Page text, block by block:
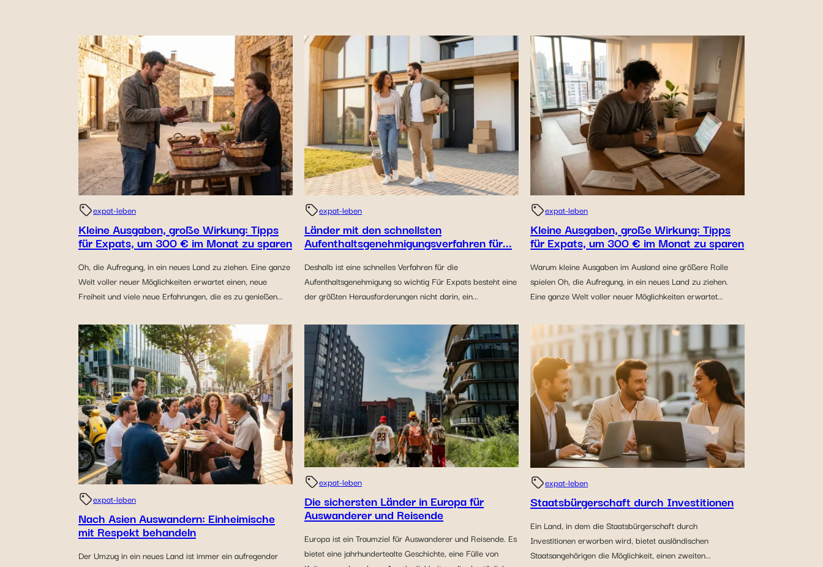
expat-leben
Kleine Ausgaben, große Wirkung: Tipps
für Expats, um 300 € im Monat zu sparen
Oh, die Aufregung, in ein neues Land zu ziehen. Eine ganze
Welt voller neuer Möglichkeiten erwartet einen, neue
Freiheit und viele neue Erfahrungen, die es zu genießen...
expat-leben
Länder mit den schnellsten
Aufenthaltsgenehmigungsverfahren für...
Deshalb ist eine schnelles Verfahren für die
Aufenthaltsgenehmigung so wichtig Für Expats besteht eine
der größten Herausforderungen nicht darin, ein...
expat-leben
Kleine Ausgaben, große Wirkung: Tipps
für Expats, um 300 € im Monat zu sparen
Warum kleine Ausgaben im Ausland eine größere Rolle
spielen Oh, die Aufregung, in ein neues Land zu ziehen.
Eine ganze Welt voller neuer Möglichkeiten erwartet...
expat-leben
Nach Asien Auswandern: Einheimische
mit Respekt behandeln
Der Umzug in ein neues Land ist immer ein aufregender
expat-leben
Die sichersten Länder in Europa für
Auswanderer und Reisende
Europa ist ein Traumziel für Auswanderer und Reisende. Es
bietet eine jahrhundertealte Geschichte, eine Fülle von
expat-leben
Staatsbürgerschaft durch Investitionen
Ein Land, in dem die Staatsbürgerschaft durch
Investitionen erworben wird, bietet ausländischen
Staatsangehörigen die Möglichkeit, einen zweiten...